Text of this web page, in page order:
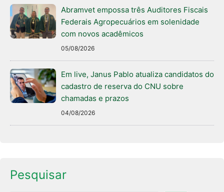
Abramvet empossa três Auditores Fiscais
Federais Agropecuários em solenidade
com novos acadêmicos
05/08/2026
Em live, Janus Pablo atualiza candidatos do
cadastro de reserva do CNU sobre
chamadas e prazos
04/08/2026
Pesquisar